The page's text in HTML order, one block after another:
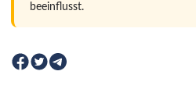
beeinflusst.